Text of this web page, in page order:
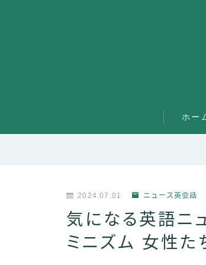
ホー
2024.07.01 ニュース英会話
気になる英語ニ
ミニズム 女性た